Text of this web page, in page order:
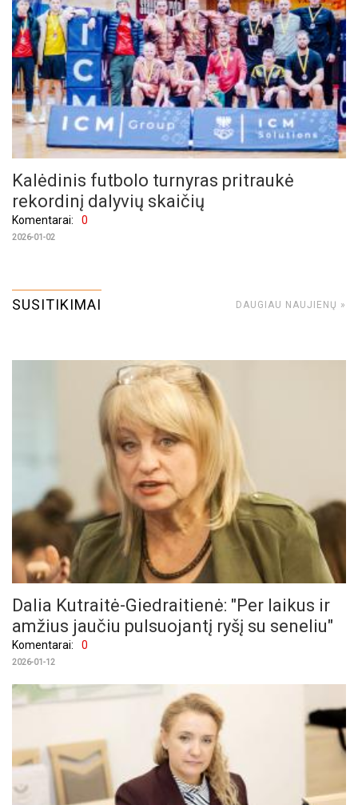
Kalėdinis futbolo turnyras pritraukė
rekordinį dalyvių skaičių
Komentarai: 0
2026-01-02
SUSITIKIMAI DAUGIAU NAUJIENŲ »
Dalia Kutraitė-Giedraitienė: "Per laikus ir
amžius jaučiu pulsuojantį ryšį su seneliu"
Komentarai: 0
2026-01-12